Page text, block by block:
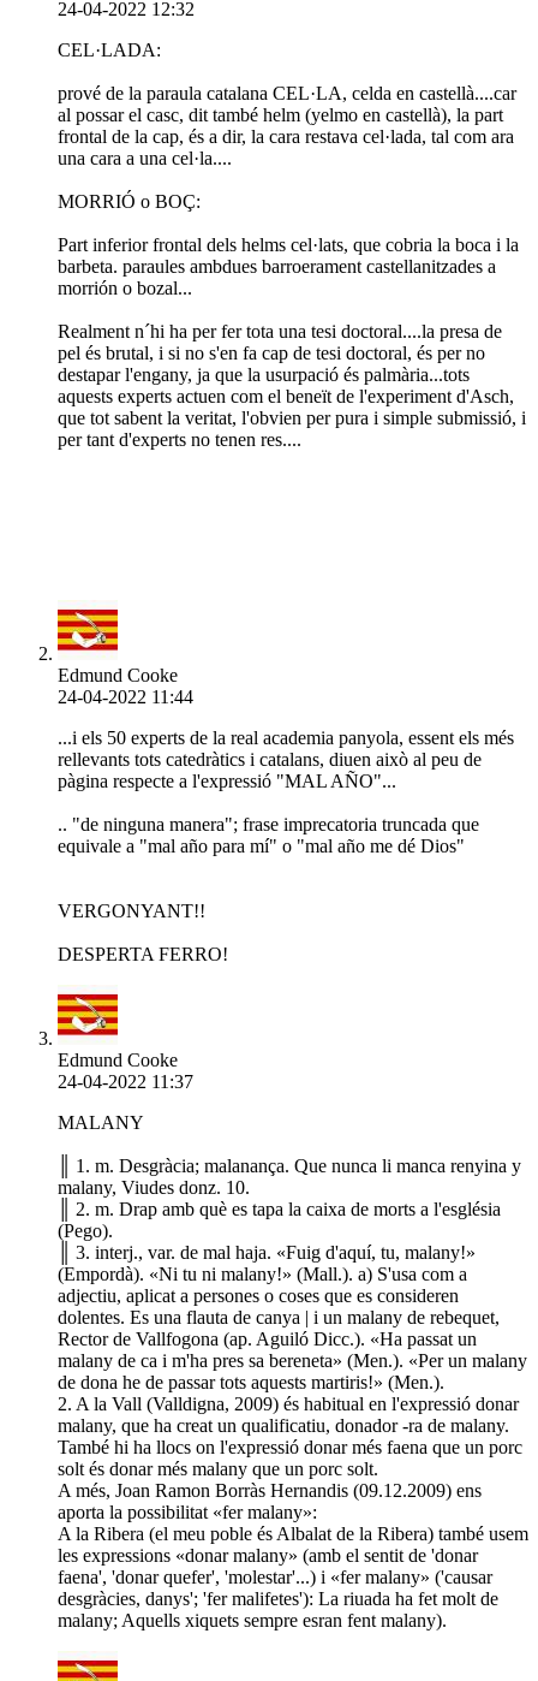
24-04-2022 12:32
CEL·LADA:
prové de la paraula catalana CEL·LA, celda en castellà....car
al possar el casc, dit també helm (yelmo en castellà), la part
frontal de la cap, és a dir, la cara restava cel·lada, tal com ara
una cara a una cel·la....
MORRIÓ o BOÇ:
Part inferior frontal dels helms cel·lats, que cobria la boca i la
barbeta. paraules ambdues barroerament castellanitzades a
morrión o bozal...
Realment n´hi ha per fer tota una tesi doctoral....la presa de
pel és brutal, i si no s'en fa cap de tesi doctoral, és per no
destapar l'engany, ja que la usurpació és palmària...tots
aquests experts actuen com el beneït de l'experiment d'Asch,
que tot sabent la veritat, l'obvien per pura i simple submissió, i
per tant d'experts no tenen res....
Edmund Cooke
24-04-2022 11:44
...i els 50 experts de la real academia panyola, essent els més
rellevants tots catedràtics i catalans, diuen això al peu de
pàgina respecte a l'expressió "MAL AÑO"...
.. "de ninguna manera"; frase imprecatoria truncada que
equivale a "mal año para mí" o "mal año me dé Dios"
VERGONYANT!!
DESPERTA FERRO!
Edmund Cooke
24-04-2022 11:37
MALANY
║ 1. m. Desgràcia; malanança. Que nunca li manca renyina y
malany, Viudes donz. 10.
║ 2. m. Drap amb què es tapa la caixa de morts a l'església
(Pego).
║ 3. interj., var. de mal haja. «Fuig d'aquí, tu, malany!»
(Empordà). «Ni tu ni malany!» (Mall.). a) S'usa com a
adjectiu, aplicat a persones o coses que es consideren
dolentes. Es una flauta de canya | i un malany de rebequet,
Rector de Vallfogona (ap. Aguiló Dicc.). «Ha passat un
malany de ca i m'ha pres sa bereneta» (Men.). «Per un malany
de dona he de passar tots aquests martiris!» (Men.).
2. A la Vall (Valldigna, 2009) és habitual en l'expressió donar
malany, que ha creat un qualificatiu, donador -ra de malany.
També hi ha llocs on l'expressió donar més faena que un porc
solt és donar més malany que un porc solt.
A més, Joan Ramon Borràs Hernandis (09.12.2009) ens
aporta la possibilitat «fer malany»:
A la Ribera (el meu poble és Albalat de la Ribera) també usem
les expressions «donar malany» (amb el sentit de 'donar
faena', 'donar quefer', 'molestar'...) i «fer malany» ('causar
desgràcies, danys'; 'fer malifetes'): La riuada ha fet molt de
malany; Aquells xiquets sempre esran fent malany).